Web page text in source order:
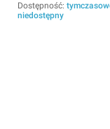
Dostępność:
niedostępny